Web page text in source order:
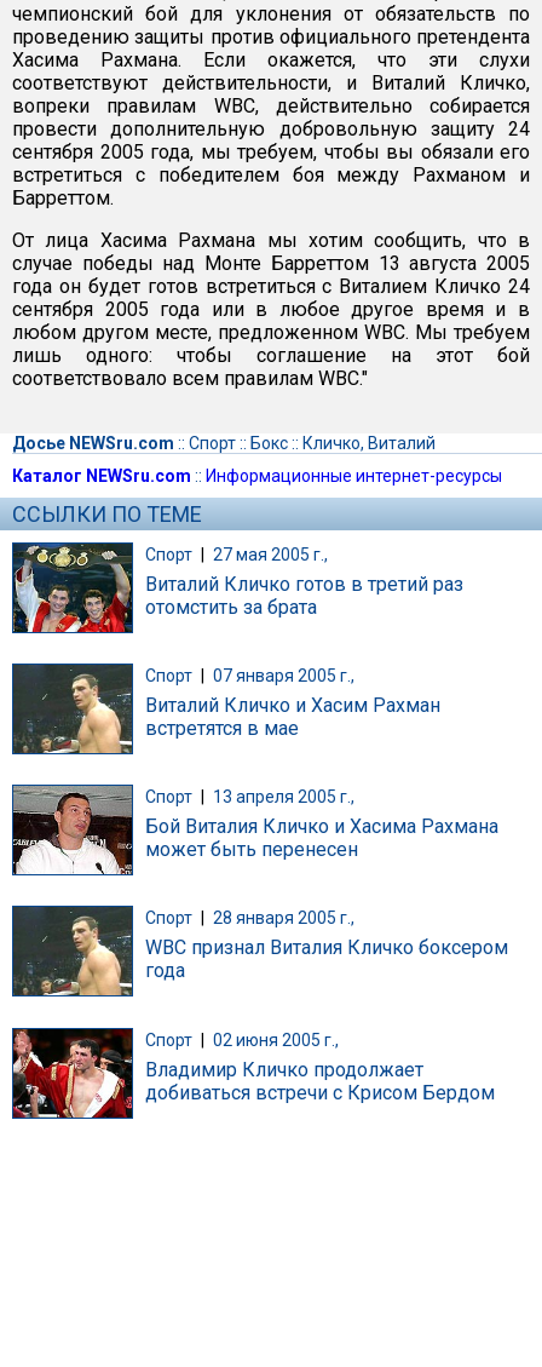
чемпионский бой для уклонения от обязательств по
проведению защиты против официального претендента
Хасима Рахмана. Если окажется, что эти слухи
соответствуют действительности, и Виталий Кличко,
вопреки правилам WBC, действительно собирается
провести дополнительную добровольную защиту 24
сентября 2005 года, мы требуем, чтобы вы обязали его
встретиться с победителем боя между Рахманом и
Барреттом.
От лица Хасима Рахмана мы хотим сообщить, что в
случае победы над Монте Барреттом 13 августа 2005
года он будет готов встретиться с Виталием Кличко 24
сентября 2005 года или в любое другое время и в
любом другом месте, предложенном WBC. Мы требуем
лишь одного: чтобы соглашение на этот бой
соответствовало всем правилам WBC."
Досье NEWSru.com :: Спорт:: Бокс:: Кличко, Виталий
Каталог NEWSru.com :: Информационные интернет-ресурсы
ССЫЛКИ ПО ТЕМЕ
Спорт | 27 мая 2005 г.,
Виталий Кличко готов в третий раз
отомстить за брата
Спорт 07 января 2005 г.,
Виталий Кличко и Хасим Рахман
встретятся в мае
Спорт 13 апреля 2005 г.,
Бой Виталия Кличко и Хасима Рахмана
может быть перенесен
Спорт 28 января 2005 г.,
WBC признал Виталия Кличко боксером
года
Спорт | 02 июня 2005 г.,
Владимир Кличко продолжает
добиваться встречи с Крисом Бердом